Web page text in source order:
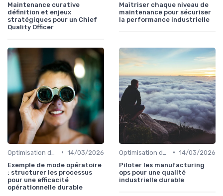
Maintenance curative
définition et enjeux
stratégiques pour un Chief
Quality Officer
Maîtriser chaque niveau de
maintenance pour sécuriser
la performance industrielle
• 14/03/2026
Exemple de mode opératoire
: structurer les processus
pour une efficacité
opérationnelle durable
• 14/03/2026
Piloter les manufacturing
ops pour une qualité
industrielle durable